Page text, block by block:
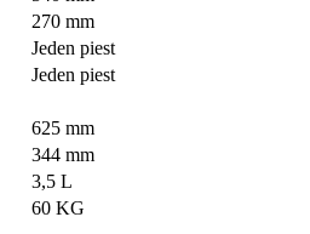
270 mm
Jeden piest
Jeden piest
625 mm
344 mm
3,5 L
60 KG